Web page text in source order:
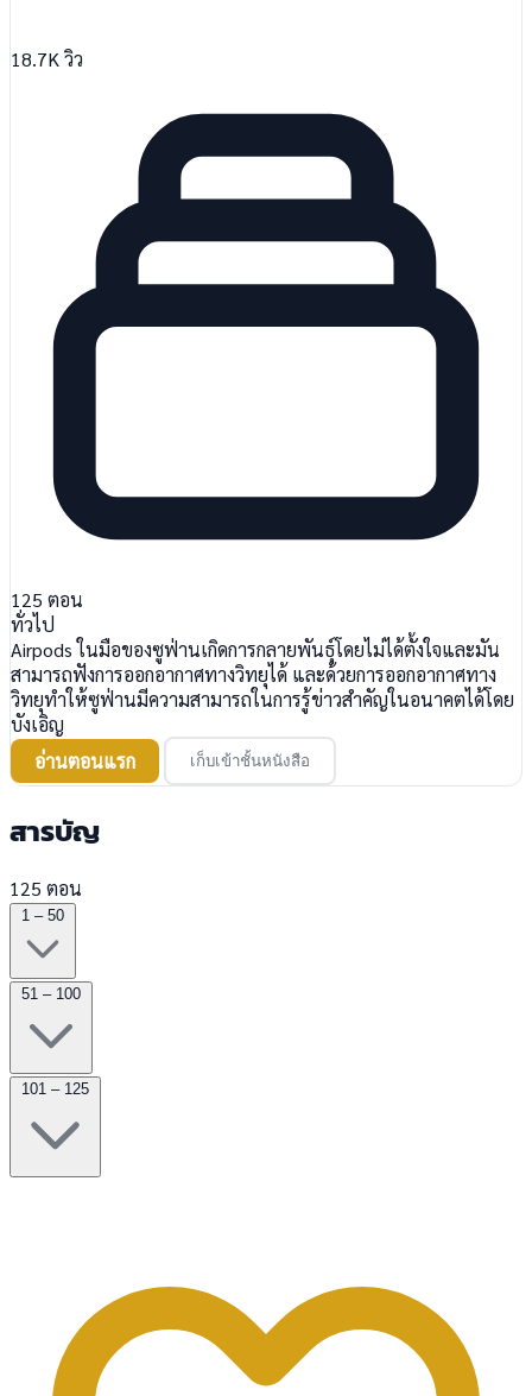
18.7K วิว
125 ตอน
ทั่วไป
Airpods ในมือของซูฟ่านเกิดการกลายพันธุ์โดยไม่ได้ตั้งใจและมัน
สามารถฟังการออกอากาศทางวิทยุได้ และด้วยการออกอากาศทาง
วิทยุทำให้ซูฟ่านมีความสามารถในการรู้ข่าวสำคัญในอนาคตได้โดย
บังเอิญ
อ่านตอนแรก
เก็บเข้าชั้นหนังสือ
สารบัญ
125 ตอน
1 – 50
51 – 100
101 – 125